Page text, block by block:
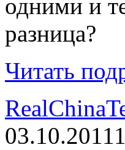
одними и
разница?
Читать
03.10.2011